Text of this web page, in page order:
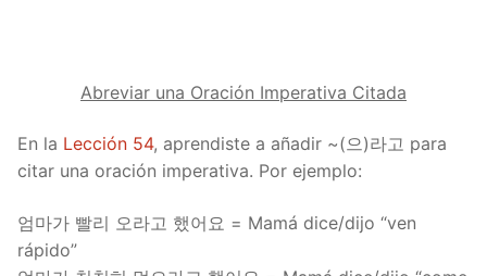
Abreviar una Oración Imperativa Citada
En la Lección 54, aprendiste a añadir ~(으)라고 para
citar una oración imperativa. Por ejemplo:
엄마가 빨리 오라고 했어요 = Mamá dice/dijo “ven
rápido”